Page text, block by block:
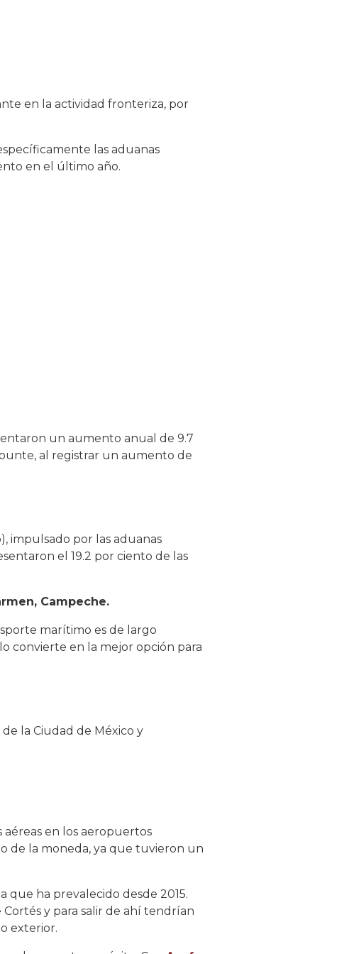
en la actividad fronteriza, por
las aduanas
en el último año.
un aumento anual de 9.7
al registrar un aumento de
impulsado por las aduanas
el 19.2 por ciento de las
Campeche.
marítimo es de largo
convierte en la mejor opción para
la Ciudad de México y
aéreas en los aeropuertos
de la moneda, ya que tuvieron un
que ha prevalecido desde 2015.
y para salir de ahí tendrían
exterior.